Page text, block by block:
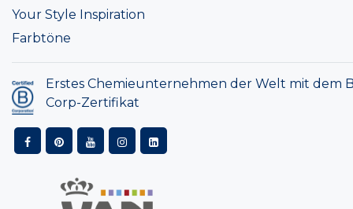
Your Style Inspiration
Farbtöne
Erstes Chemieunternehmen der Welt mit dem
Corp-Zertifikat